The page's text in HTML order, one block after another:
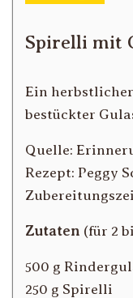
Spirelli mit
Ein
bestückter
Quelle:
Rezept: Peggy
Zutaten (für 2
500 g
250 g Spirelli